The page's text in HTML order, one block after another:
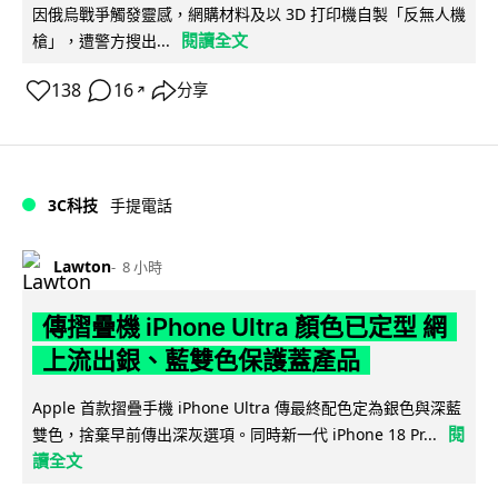
因俄烏戰爭觸發靈感，網購材料及以 3D 打印機自製「反無人機
槍」，遭警方搜出...
閱讀全文
138 16 ↗ 分享
3C科技 手提電話
Lawton 8 小時
傳摺疊機 iPhone Ultra 顏色已定型 網
上流出銀、藍雙色保護蓋產品
Apple 首款摺疊手機 iPhone Ultra 傳最終配色定為銀色與深藍
雙色，捨棄早前傳出深灰選項。同時新一代 iPhone 18 Pr...
閱
讀全文